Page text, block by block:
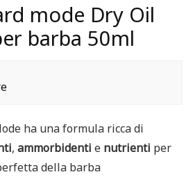
mode Dry Oil
barba 50ml
ha una formula ricca di
, ammorbidenti e nutrienti per
della barba